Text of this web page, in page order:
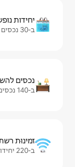
עבודה ייעודית